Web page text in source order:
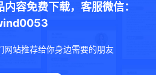
容免费下载，客服微信：
网站推荐给你身边需要的朋友